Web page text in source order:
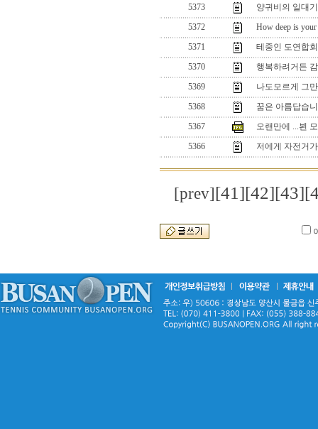
5373
양귀비의 일대기
5372
How deep is your
5371
테중인 도연합
5370
행복하려거든
5369
나도모르게 그만
5368
꿈은 아름답습
5367
오랜만에 ...뵌
5366
저에게 자전거
[prev][41][42][43]